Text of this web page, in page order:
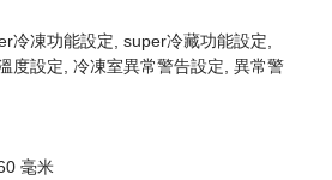
冷凍功能設定, super冷藏功能設定,
度設定, 冷凍室異常警告設定, 異常警
毫米